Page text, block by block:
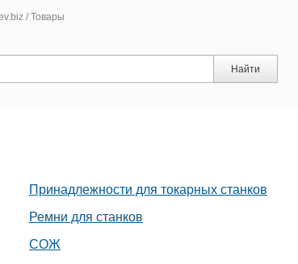
/Товары
Найти
Принадлежности для токарных станков
Ремни для станков
СОЖ